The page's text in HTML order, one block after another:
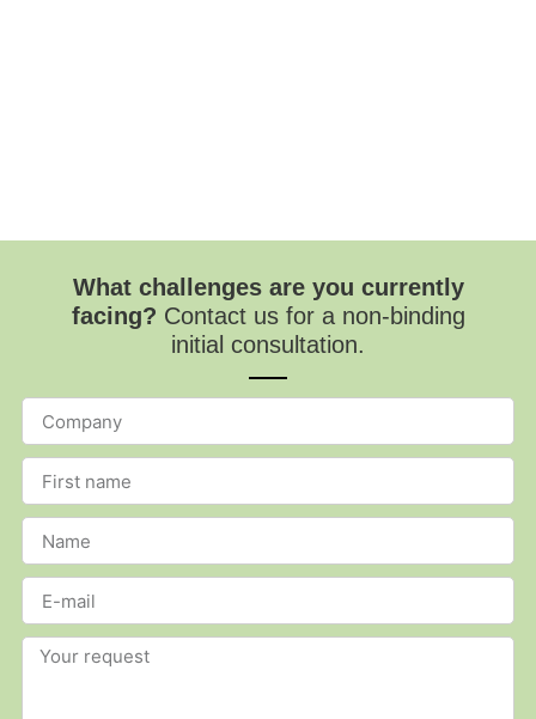
What challenges are you currently
facing? Contact us for a non-binding
initial consultation.